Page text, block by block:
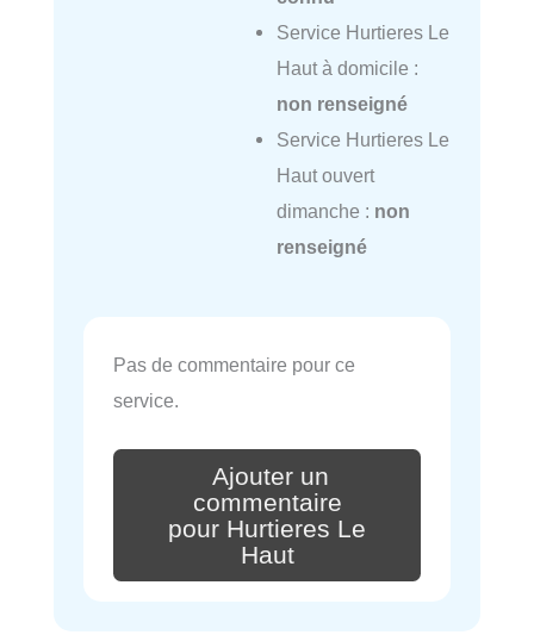
Service Hurtieres Le
Haut à domicile :
non renseigné
Service Hurtieres Le
Haut ouvert
dimanche : non
renseigné
Pas de commentaire pour ce
service.
Ajouter un
commentaire
pour Hurtieres Le
Haut